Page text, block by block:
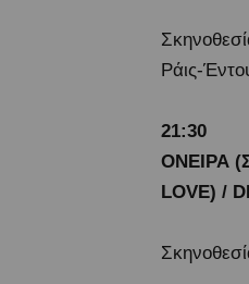
Ράις-
21:30
ΟΝΕΙΡΑ
LOVE) /